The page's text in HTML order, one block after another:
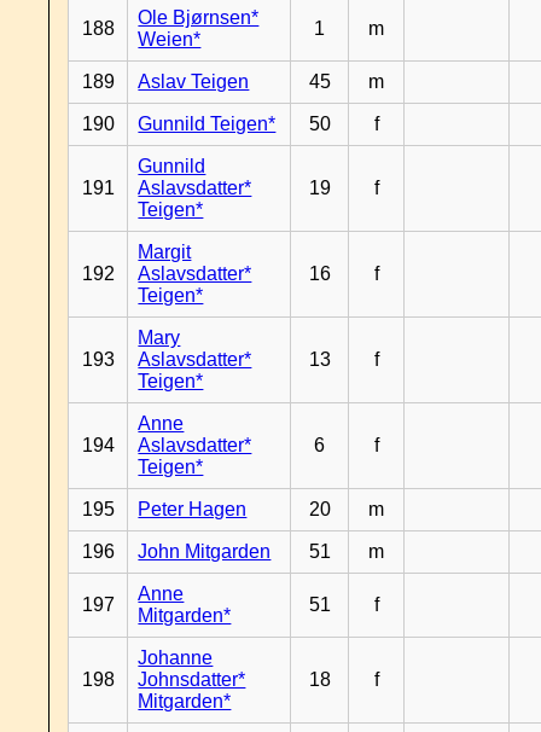
188
Ole Bjørnsen*
Weien*
1 m
189 Aslav Teigen 45 m
190 Gunnild Teigen* 50 f
191
Gunnild
Aslavsdatter*
Teigen*
19 f
192
Margit
Aslavsdatter*
Teigen*
16 f
193
Mary
Aslavsdatter*
Teigen*
13 f
194
Anne
Aslavsdatter*
Teigen*
6 f
195 Peter Hagen 20 m
196 John Mitgarden 51 m
197
Anne
Mitgarden*
51 f
198
Johanne
Johnsdatter*
Mitgarden*
18 f